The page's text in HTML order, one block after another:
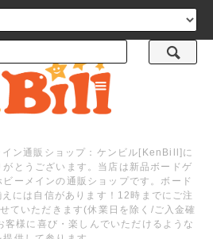
メニュー
ン通販ショップ：ケンビル[KenBill]に
とうございます。当店は新品ボードゲ
ーメインの通販ショップです。ボード
には自信があります！12時までにご注
ていただきます(休業日を除く/ご入金確
様に喜び・楽しんでいただけるような